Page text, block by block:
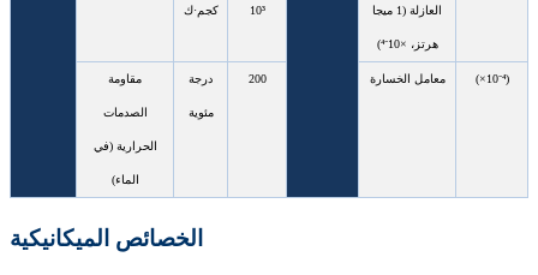
كجم·ك 10³ العازلة (1 ميجا
هرتز، ×10⁻⁴)
مقاومة
الصدمات
الحرارية (في
الماء)
درجة
مئوية
200 معامل الخسارة (×10⁻⁴)
الخصائص الميكانيكية